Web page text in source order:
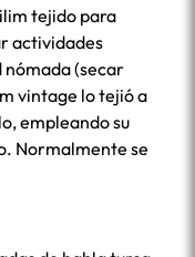
tejido para
actividades
nómada (secar
vintage lo tejió a
empleando su
Normalmente se